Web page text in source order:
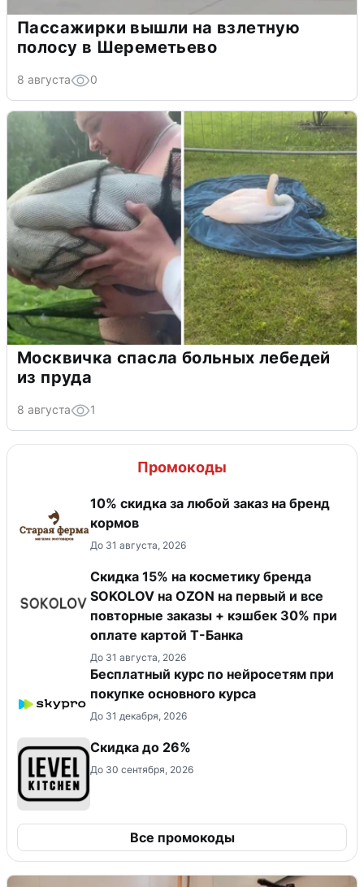
Пассажирки вышли на взлетную
полосу в Шереметьево
8 августа 0
Москвичка спасла больных лебедей
из пруда
8 августа 1
Промокоды
10% скидка за любой заказ на бренд
кормов
До 31 августа, 2026
Скидка 15% на косметику бренда
SOKOLOV на OZON на первый и все
повторные заказы + кэшбек 30% при
оплате картой Т-Банка
До 31 августа, 2026
Бесплатный курс по нейросетям при
покупке основного курса
До 31 декабря, 2026
Скидка до 26%
До 30 сентября, 2026
Все промокоды